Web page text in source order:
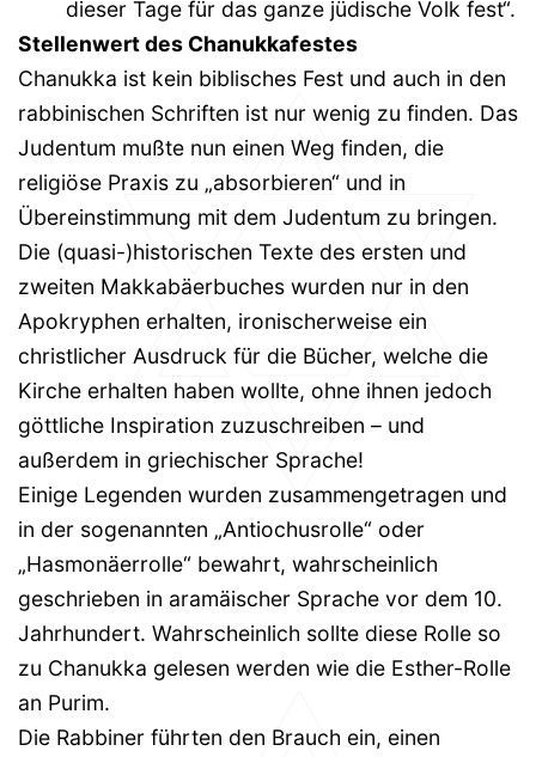
dieser Tage für das ganze jüdische Volk fest“.
Stellenwert des Chanukkafestes
Chanukka ist kein biblisches Fest und auch in den
rabbinischen Schriften ist nur wenig zu finden. Das
Judentum mußte nun einen Weg finden, die
religiöse Praxis zu „absorbieren“ und in
Übereinstimmung mit dem Judentum zu bringen.
Die (quasi-)historischen Texte des ersten und
zweiten Makkabäerbuches wurden nur in den
Apokryphen erhalten, ironischerweise ein
christlicher Ausdruck für die Bücher, welche die
Kirche erhalten haben wollte, ohne ihnen jedoch
göttliche Inspiration zuzuschreiben – und
außerdem in griechischer Sprache!
Einige Legenden wurden zusammengetragen und
in der sogenannten „Antiochusrolle“ oder
„Hasmonäerrolle“ bewahrt, wahrscheinlich
geschrieben in aramäischer Sprache vor dem 10.
Jahrhundert. Wahrscheinlich sollte diese Rolle so
zu Chanukka gelesen werden wie die Esther-Rolle
an Purim.
Die Rabbiner führten den Brauch ein, einen